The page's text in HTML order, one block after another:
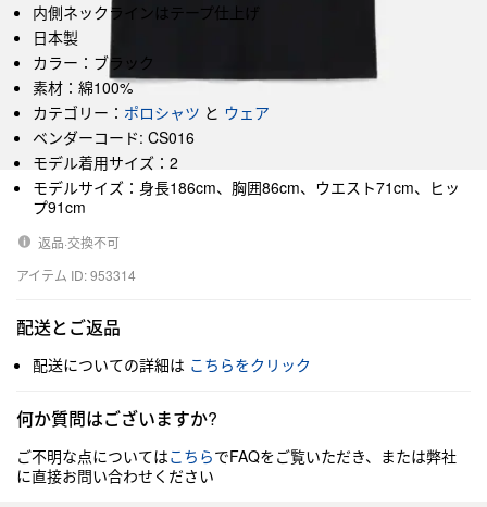
内側ネックラインはテープ仕上げ
日本製
カラー：ブラック
素材：綿100%
カテゴリー： ポロシャツ と ウェア
ベンダーコード: CS016
モデル着用サイズ：2
モデルサイズ：身長186cm、胸囲86cm、ウエスト71cm、ヒッ
プ91cm
返品·交換不可
アイテム ID: 953314
配送とご返品
配送についての詳細は こちらをクリック
何か質問はございますか?
ご不明な点についてはこちらでFAQをご覧いただき、または弊社
に直接お問い合わせください